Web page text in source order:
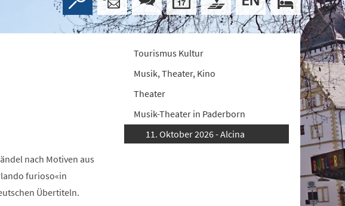
nach Motiven aus
furioso«in
Übertiteln.
Tourismus Kultur
Musik, Theater, Kino
Theater
Musik-Theater in Paderborn
11. Oktober 2026 - Alcina